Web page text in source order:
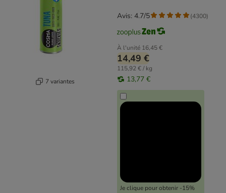
7 variantes
À l'unité 16,45 €
14,49 €
115,92 € / kg
13,77 €
Je clique pour obtenir -15%
Avis: 4.7/5 (4300)